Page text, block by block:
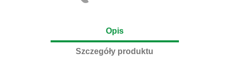
Opis
Szczegóły produktu